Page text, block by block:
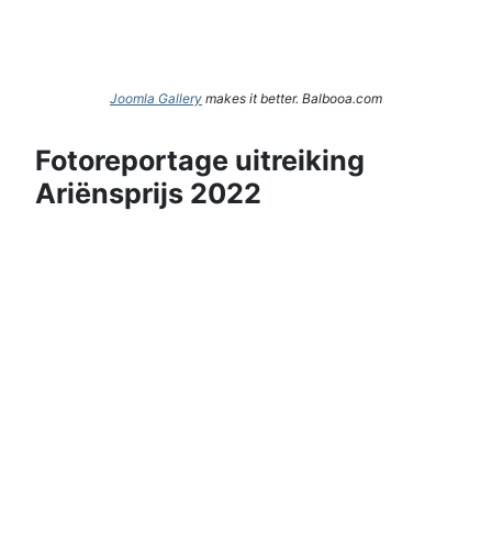
Joomla Gallery makes it better. Balbooa.com
Fotoreportage uitreiking
Ariënsprijs 2022